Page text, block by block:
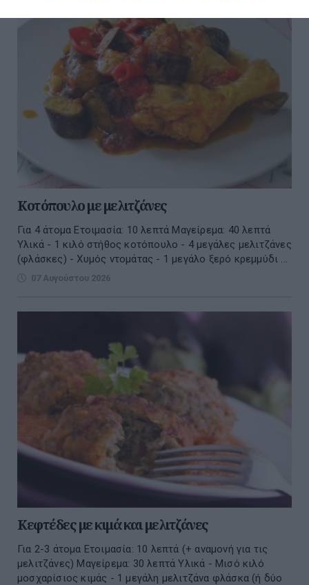
Κοτόπουλο με μελιτζάνες
Για 4 άτομα Ετοιμασία: 10 λεπτά Μαγείρεμα: 40 λεπτά
Υλικά - 1 κιλό στήθος κοτόπουλο - 4 μεγάλες μελιτζάνες
(φλάσκες) - Χυμός ντομάτας - 1 μεγάλο ξερό κρεμμύδι ...
07 Αυγούστου 2026
Κεφτέδες με κιμά και μελιτζάνες
Για 2-3 άτομα Ετοιμασία: 10 λεπτά (+ αναμονή για τις
μελιτζάνες) Μαγείρεμα: 30 λεπτά Υλικά - Μισό κιλό
μοσχαρίσιος κιμάς - 1 μεγάλη μελιτζάνα φλάσκα (ή δύο